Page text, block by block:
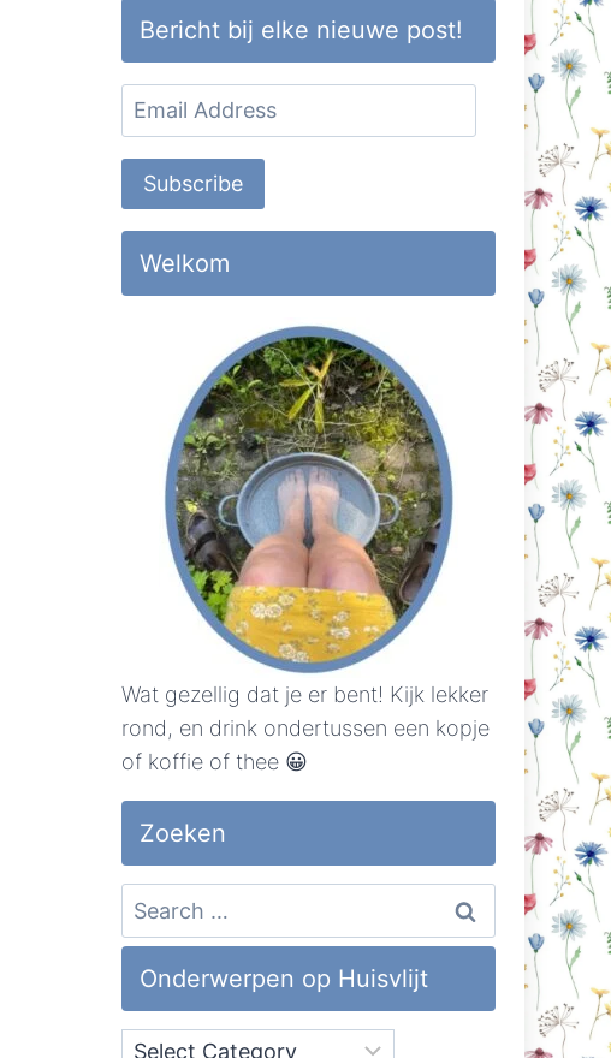
Bericht bij elke nieuwe post!
Email
Address
Subscribe
Welkom
Wat gezellig dat je er bent! Kijk lekker
rond, en drink ondertussen een kopje
of koffie of thee 😀
Zoeken
Search
for:
Onderwerpen op Huisvlijt
Onderwerpen